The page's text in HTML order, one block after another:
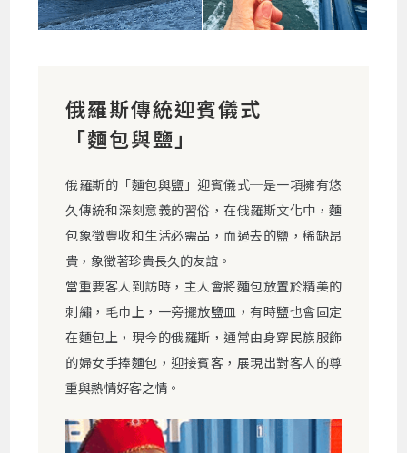
俄羅斯傳統迎賓儀式
「麵包與鹽」
俄羅斯的「麵包與鹽」迎賓儀式─是一項擁有悠
久傳統和深刻意義的習俗，在俄羅斯文化中，麵
包象徵豐收和生活必需品，而過去的鹽，稀缺昂
貴，象徵著珍貴長久的友誼。
當重要客人到訪時，主人會將麵包放置於精美的
刺繡，毛巾上，一旁擺放鹽皿，有時鹽也會固定
在麵包上，現今的俄羅斯，通常由身穿民族服飾
的婦女手捧麵包，迎接賓客，展現出對客人的尊
重與熱情好客之情。